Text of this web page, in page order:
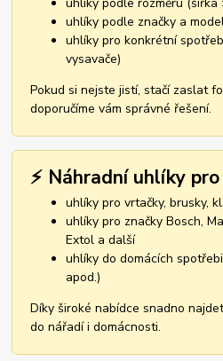
uhlíky podle značky a
uhlíky pro konkrétní
vysavače)
Pokud si nejste jistí, stačí zaslat
doporučíme vám správné řešení.
⚡ Náhradní uhlíky
uhlíky pro vrtačky, brusky,
uhlíky pro značky Bosch,
Extol a další
uhlíky do domácích
apod.)
Díky široké nabídce snadno
do nářadí i domácnosti.